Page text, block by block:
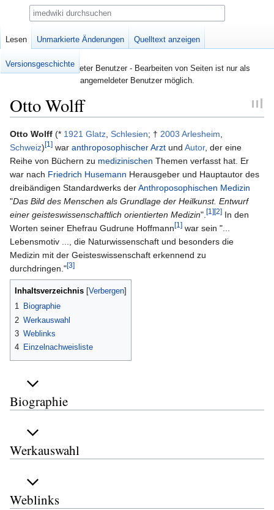
Nicht angemeldeter Benutzer - Bearbeiten von Seiten ist nur als
angemeldeter Benutzer möglich.
Otto Wolff
Zur
Navigation
springen
Zur
Suche
springen
Otto Wolff (* 1921 Glatz, Schlesien; † 2003 Arlesheim,
Schweiz)[1] war anthroposophischer Arzt und Autor, der eine
Reihe von Büchern zu medizinischen Themen verfasst hat. Er
war nach Friedrich Husemann Herausgeber und Hauptautor des
dreibändigen Standardwerks derAnthroposophischen Medizin
"Das Bild des Menschen als Grundlage der Heilkunst. Entwurf
einer geisteswissenschaftlich orientierten Medizin".[1][2] In den
Worten seiner Ehefrau Gudrune Hoffmann[1] war sein "...
Lebensmotiv ..., die Naturwissenschaft und besonders die
Medizin mit der Geisteswissenschaft erkennend zu
durchdringen."[3]
Inhaltsverzeichnis
1 Biographie
2 Werkauswahl
3 Weblinks
4 Einzelnachweisliste
Biographie
Werkauswahl
Weblinks
Seite Diskussion
Lesen Unmarkierte Änderungen Quelltext anzeigen
Versionsgeschichte
Suche